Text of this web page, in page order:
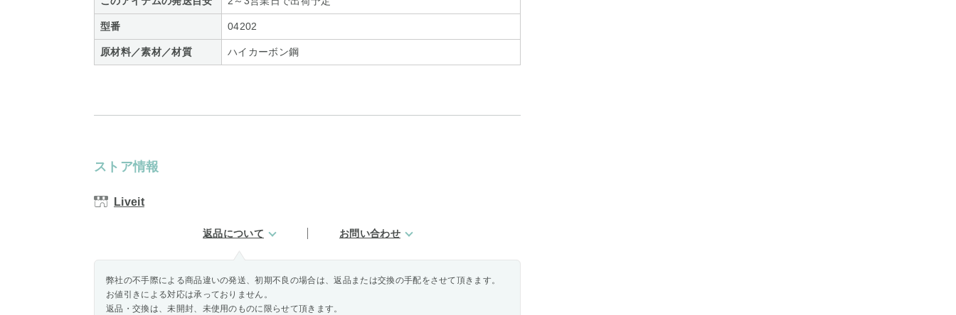
型番 04202
原材料／素材／材質 ハイカーボン鋼
ストア情報
Liveit
返品について お問い合わせ
弊社の不手際による商品違いの発送、初期不良の場合は、返品または交換の手配をさせて頂きます。
お値引きによる対応は承っておりません。
返品・交換は、未開封、未使用のものに限らせて頂きます。